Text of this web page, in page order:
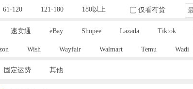
61-120 121-180 180以上 仅看有货
速卖通 eBay Shopee Lazada Tiktok
Wish Wayfair Walmart Temu Wadi
固定运费 其他